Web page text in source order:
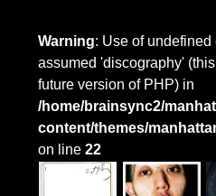
Warning: Use of
assumed 'discography'
future version of PHP) in
/home/brainsync2/
content/themes/
on line22